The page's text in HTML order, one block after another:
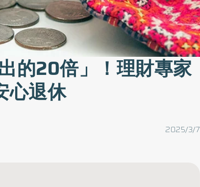
的20倍」！理財專家
心退休
2025/3/7